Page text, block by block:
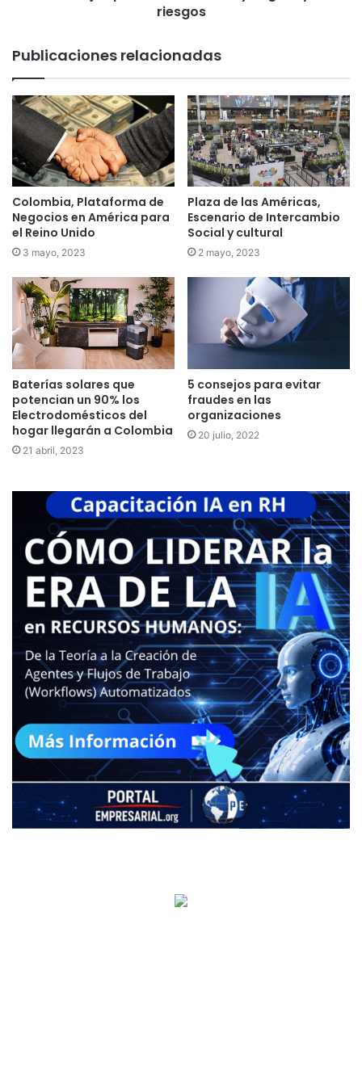
riesgos
Publicaciones relacionadas
Colombia, Plataforma de
Negocios en América para
el Reino Unido
3 mayo, 2023
Plaza de las Américas,
Escenario de Intercambio
Social y cultural
2 mayo, 2023
Baterías solares que
potencian un 90% los
Electrodomésticos del
hogar llegarán a Colombia
21 abril, 2023
5 consejos para evitar
fraudes en las
organizaciones
20 julio, 2022